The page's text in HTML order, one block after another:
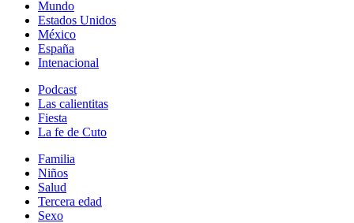
Mundo
Estados Unidos
México
España
Intenacional
Podcast
Las calientitas
Fiesta
La fe de Cuto
Familia
Niños
Salud
Tercera edad
Sexo